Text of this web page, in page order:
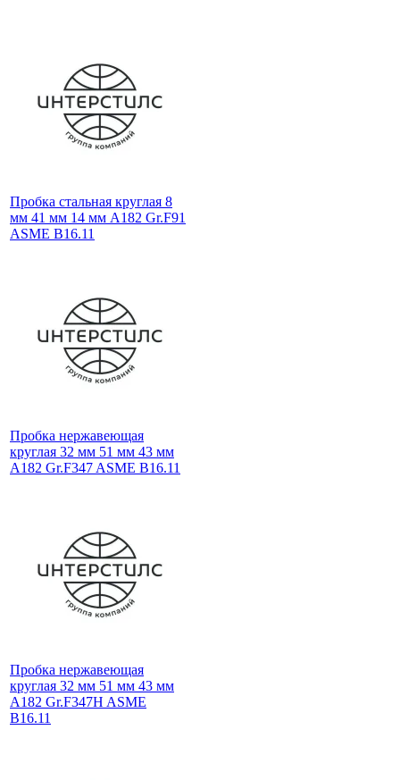
Пробка стальная круглая 8
мм 41 мм 14 мм A182 Gr.F91
ASME B16.11
Пробка нержавеющая
круглая 32 мм 51 мм 43 мм
A182 Gr.F347 ASME B16.11
Пробка нержавеющая
круглая 32 мм 51 мм 43 мм
A182 Gr.F347H ASME
B16.11